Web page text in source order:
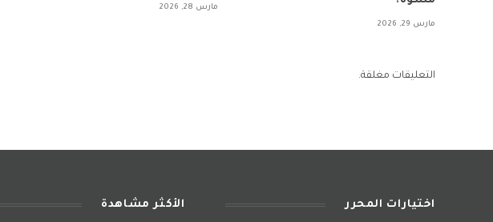
مارس 29, 2026
مارس 28, 2026
التعليقات مغلقة.
اختيارات المحرر الأكثر مشاهدة